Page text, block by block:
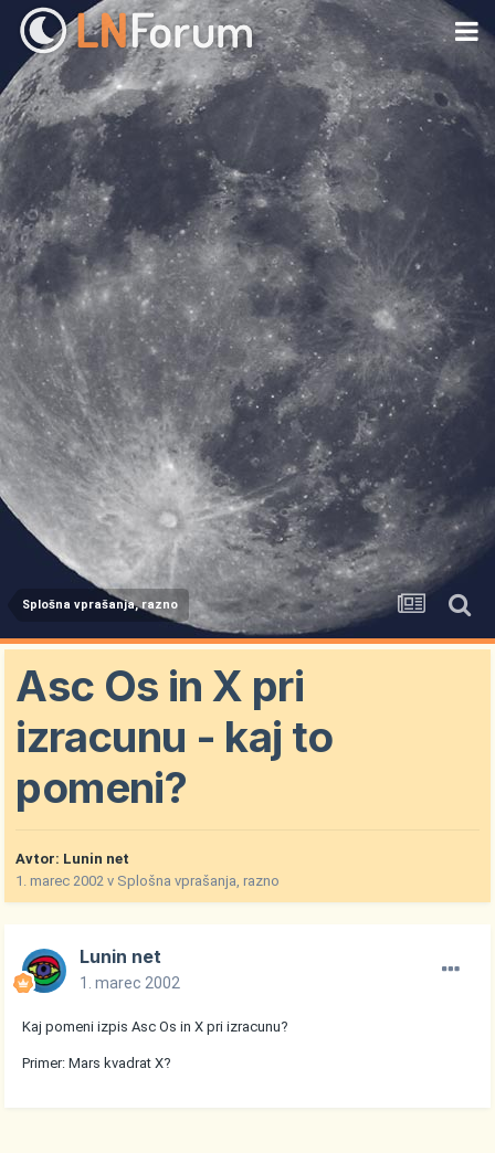
Splošna vprašanja, razno
Asc Os in X pri
izracunu - kaj to
pomeni?
Avtor: Lunin net
1. marec 2002 v Splošna vprašanja, razno
Lunin net
1. marec 2002
Kaj pomeni izpis Asc Os in X pri izracunu?
Primer: Mars kvadrat X?